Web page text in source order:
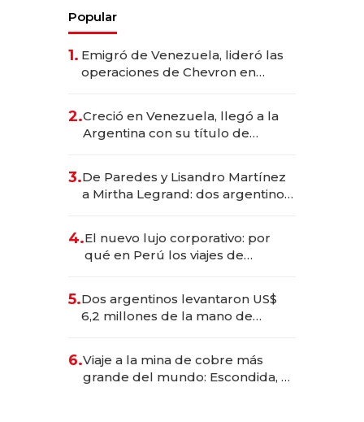
Popular
1. Emigró de Venezuela, lideró las
operaciones de Chevron en
2.Creció en Venezuela, llegó a la
Argentina con su título de
las marcas "fast premium"
3.De Paredes y Lisandro Martínez
a Mirtha Legrand: dos argentinos
4.El nuevo lujo corporativo: por
qué en Perú los viajes de
transformadoras
5.Dos argentinos levantaron US$
6,2 millones de la mano de
6.Viaje a la mina de cobre más
grande del mundo: Escondida, el